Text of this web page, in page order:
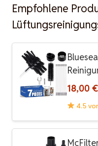
Empfohlene
18,00 €
4.5